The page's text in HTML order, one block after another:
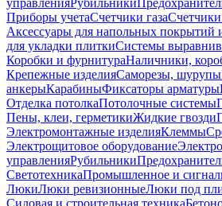
управленияРубильники
Приборы учетаСчетчики газаСчетчики
Аксессуары для напольных покрытий
для укладки плиткиСистемы
Коробки и фурнитураНаличники,
Крепежные изделияСаморезы, шурупы
анкерыКарабиныФиксаторы арматуры
Отделка потолкаПотолочные системы
Пены, клеи, герметикиЖидкие гвозди
Электромонтажные изделияКлеммы
Электрощитовое оборудование
управленияРубильники
СветотехникаПромышленное и
ЛюкиЛюки ревизионныеЛюки под
Силовая и строительная техника